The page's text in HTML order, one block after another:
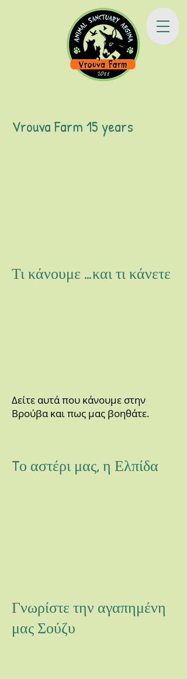
Vrouva Farm 15 years
Τι κάνουμε …και τι κάνετε
Δείτε αυτά που κάνουμε στην
Βρούβα και πως μας βοηθάτε.
Tο αστέρι μας, η Ελπίδα
Γνωρίστε την αγαπημένη
μας Σούζυ